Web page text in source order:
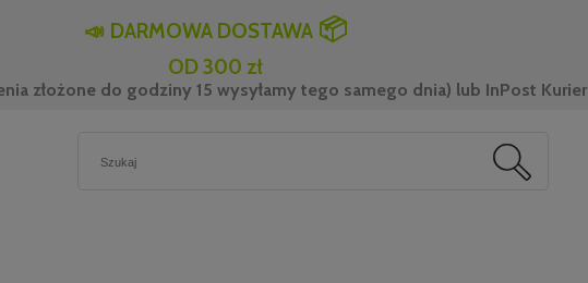
📣 DARMOWA DOSTAWA📦
OD 300 zł
złożone do godziny 15 wysyłamy tego samego dnia) lub InPost Kurier